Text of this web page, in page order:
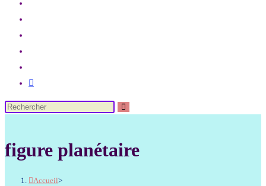
figure planétaire
Accueil>